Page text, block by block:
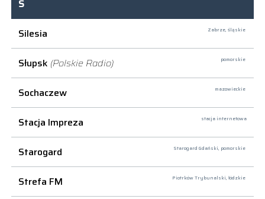
S
Silesia
Zabrze, śląskie
Słupsk (Polskie Radio) pomorskie
Sochaczew mazowieckie
Stacja Impreza stacja internetowa
Starogard Starogard Gdański, pomorskie
Strefa FM Piotrków Trybunalski, łódzkie